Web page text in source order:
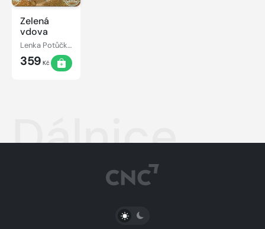
Zelená
vdova
Lenka Potůčková
359 Kč
Dálnice
PŘEPNOUT SVĚTLÝ/TMAVÝ REŽIM